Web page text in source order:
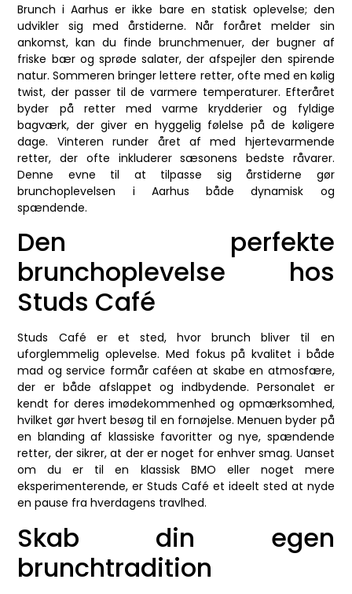
Brunch i Aarhus er ikke bare en statisk oplevelse; den
udvikler sig med årstiderne. Når foråret melder sin
ankomst, kan du finde brunchmenuer, der bugner af
friske bær og sprøde salater, der afspejler den spirende
natur. Sommeren bringer lettere retter, ofte med en kølig
twist, der passer til de varmere temperaturer. Efteråret
byder på retter med varme krydderier og fyldige
bagværk, der giver en hyggelig følelse på de køligere
dage. Vinteren runder året af med hjertevarmende
retter, der ofte inkluderer sæsonens bedste råvarer.
Denne evne til at tilpasse sig årstiderne gør
brunchoplevelsen i Aarhus både dynamisk og
spændende.
Den perfekte
brunchoplevelse hos
Studs Café
Studs Café er et sted, hvor brunch bliver til en
uforglemmelig oplevelse. Med fokus på kvalitet i både
mad og service formår caféen at skabe en atmosfære,
der er både afslappet og indbydende. Personalet er
kendt for deres imødekommenhed og opmærksomhed,
hvilket gør hvert besøg til en fornøjelse. Menuen byder på
en blanding af klassiske favoritter og nye, spændende
retter, der sikrer, at der er noget for enhver smag. Uanset
om du er til en klassisk BMO eller noget mere
eksperimenterende, er Studs Café et ideelt sted at nyde
en pause fra hverdagens travlhed.
Skab din egen
brunchtradition